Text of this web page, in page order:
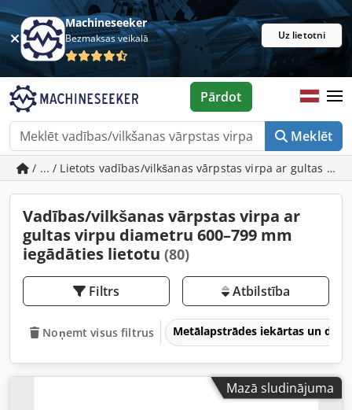
Machineseeker
Bezmaksas veikalā Uz lietotni
Meklēt
Pārdot
/ ... / Lietots vadības/vilkšanas vārpstas virpa ar gultas
Vadības/vilkšanas vārpstas virpa ar
gultas virpu diametru 600–799 mm
iegādāties lietotu (80)
Filtrs Atbilstība
Noņemt visus filtrus Metālapstrādes iekārtas un
Mazā sludinājuma